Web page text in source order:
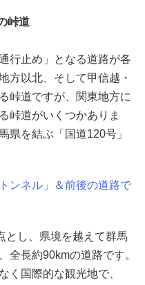
峠道
行止め」となる道路が各
方以北、そして甲信越・
峠道ですが、関東地方に
峠道がいくつかありま
県を結ぶ「国道120号」
ンネル」＆前後の道路で
とし、県境を越えて群馬
全長約90kmの道路です。
く国際的な観光地で、